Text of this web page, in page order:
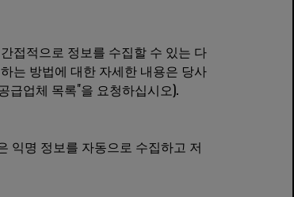
접적으로 정보를 수집할 수 있는 다
는 방법에 대한 자세한 내용은 당사
급업체 목록"을 요청하십시오).
익명 정보를 자동으로 수집하고 저